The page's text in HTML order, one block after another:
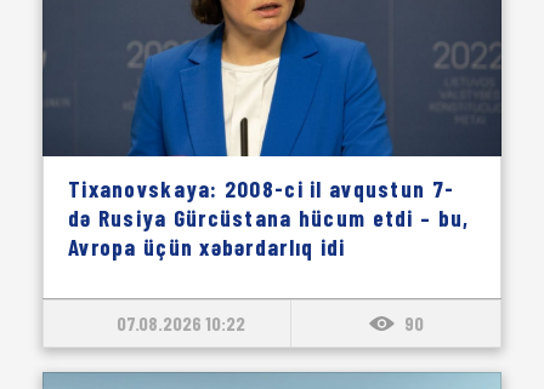
Tixanovskaya: 2008-ci il avqustun 7-
də Rusiya Gürcüstana hücum etdi – bu,
Avropa üçün xəbərdarlıq idi
07.08.2026 10:22 90